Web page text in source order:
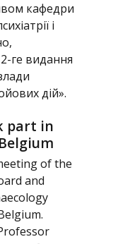
кафедри
і
ге видання
дій».
part in
of the
and